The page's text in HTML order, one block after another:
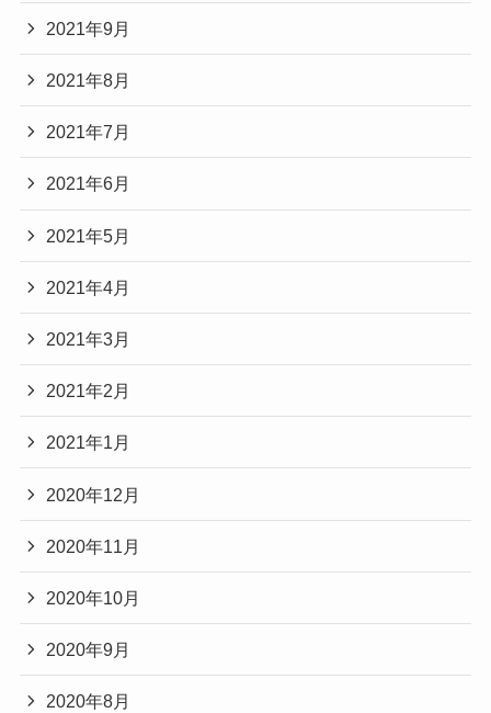
2021年9月
2021年8月
2021年7月
2021年6月
2021年5月
2021年4月
2021年3月
2021年2月
2021年1月
2020年12月
2020年11月
2020年10月
2020年9月
2020年8月